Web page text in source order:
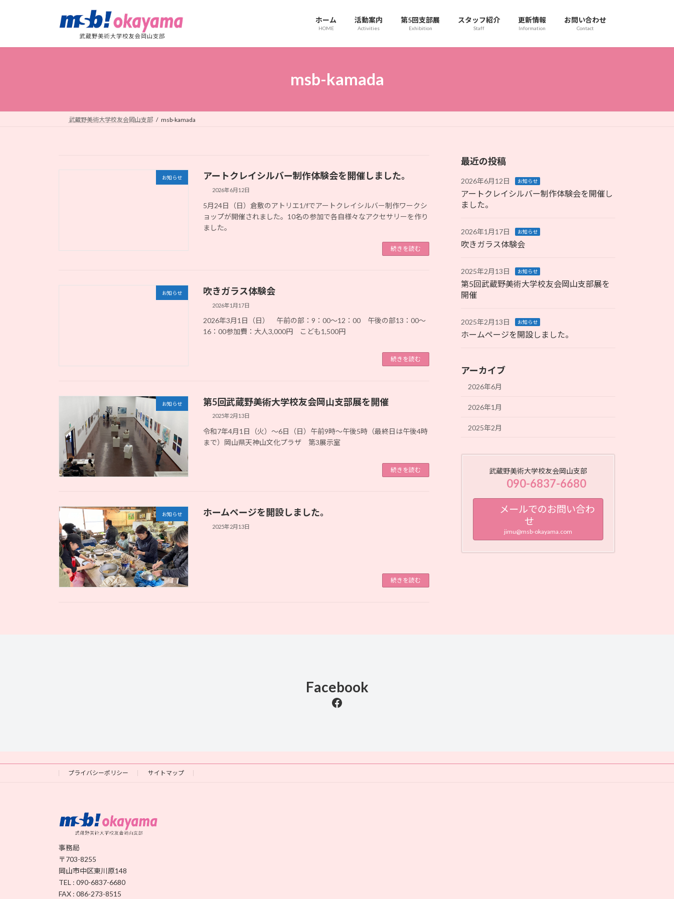
プ
動
ホーム
HOME
活動案内
Activities
第5回支部展
Exhibition
スタッフ紹介
Staff
更新情報
Information
お問い合わせ
Contact
msb-kamada
武蔵野美術大学校友会岡山支部 msb-kamada
お知らせ アートクレイシルバー制作体験会を開催しました。
2026年6月12日
5月24日（日）倉敷のアトリエ1/fでアートクレイシルバー制作ワークシ
ョップが開催されました。10名の参加で各自様々なアクセサリーを作り
ました。
続きを読む
お知らせ 吹きガラス体験会
2026年1月17日
2026年3月1日（日） 午前の部：9：00〜12：00 午後の部13：00〜
16：00参加費：大人3,000円 こども1,500円
続きを読む
お知らせ 第5回武蔵野美術大学校友会岡山支部展を開催
2025年2月13日
令和7年4月1日（火）～6日（日）午前9時～午後5時（最終日は午後4時
まで）岡山県天神山文化プラザ 第3展示室
続きを読む
お知らせ ホームページを開設しました。
2025年2月13日
続きを読む
最近の投稿
2026年6月12日 お知らせ
アートクレイシルバー制作体験会を開催し
ました。
2026年1月17日 お知らせ
吹きガラス体験会
2025年2月13日 お知らせ
第5回武蔵野美術大学校友会岡山支部展を
開催
2025年2月13日 お知らせ
ホームページを開設しました。
アーカイブ
2026年6月
2026年1月
2025年2月
武蔵野美術大学校友会岡山支部
090-6837-6680
メールでのお問い合わ
せ
jimu@msb-okayama.com
Facebook
Facebook
プライバシーポリシー サイトマップ
事務局
〒703-8255
岡山市中区東川原148
TEL : 090-6837-6680
FAX : 086-273-8515